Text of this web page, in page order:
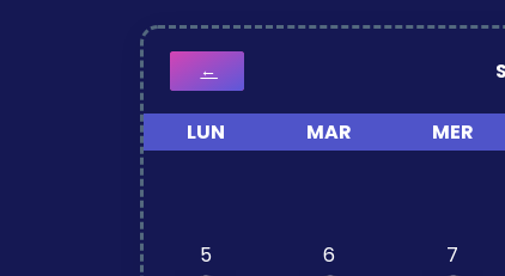
←
LUN MAR MER
5 6 7